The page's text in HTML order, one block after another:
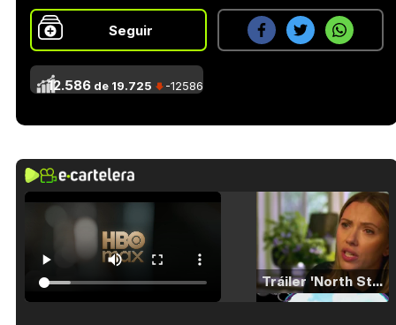
Seguir
12.586 de 19.725 -12586
Tráiler 'North Star' (2023)